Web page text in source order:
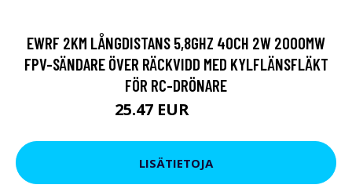
EWRF 2KM LÅNGDISTANS 5,8GHZ 40CH 2W 2000MW
FPV-SÄNDARE ÖVER RÄCKVIDD MED KYLFLÄNSFLÄKT
FÖR RC-DRÖNARE
25.47 EUR
LISÄTIETOJA